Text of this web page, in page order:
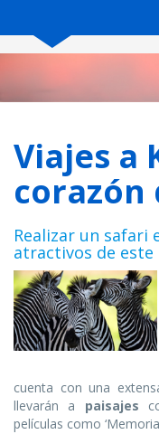
Viajes a
corazón
Realizar un safari
atractivos de este
cuenta con una
llevarán a paisajes
películas como